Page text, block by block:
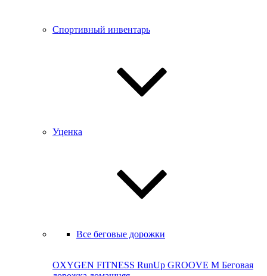
Спортивный инвентарь
Уценка
Все беговые дорожки
OXYGEN FITNESS RunUp GROOVE M Бе­го­вая